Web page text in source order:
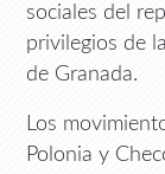
sociales del
privilegios de
de Granada.
Los
Polonia y